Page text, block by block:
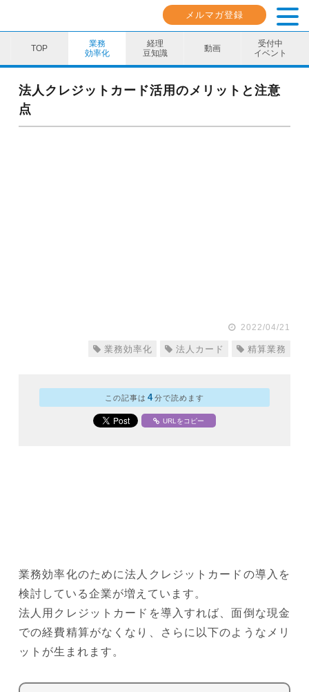
メルマガ登録
業務
効率化
経理
豆知識
動画
受付中
イベント
業務効率化
経理豆知識
法人クレジットカード活用のメリットと注意
点
2022/04/21
業務効率化 法人カード 精算業務
この記事は 4分で読めます
URLをコピー
業務効率化のために法人クレジットカードの導入を
検討している企業が増えています。
法人用クレジットカードを導入すれば、面倒な現金
での経費精算がなくなり、さらに以下のようなメリ
ットが生まれます。